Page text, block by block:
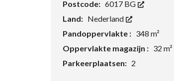
Postcode: 6017 BG
Land: Nederland
Pandoppervlakte : 348 m²
Oppervlakte magazijn : 32 m²
Parkeerplaatsen: 2